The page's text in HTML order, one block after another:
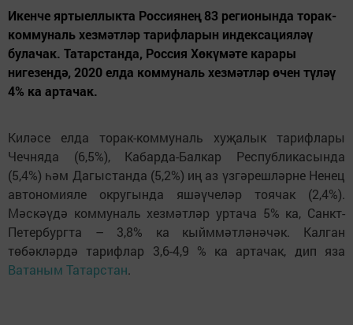
Икенче яртыеллыкта Россиянең 83 регионында торак-
коммуналь хезмәтләр тарифларын индексацияләү
булачак. Татарстанда, Россия Хөкүмәте карары
нигезендә, 2020 елда коммуналь хезмәтләр өчен түләү
4% ка артачак.
Киләсе елда торак-коммуналь хуҗалык тарифлары
Чечняда (6,5%), Кабарда-Балкар Республикасында
(5,4%) һәм Дагыстанда (5,2%) иң аз үзгәрешләрне Ненец
автономияле округында яшәүчеләр тоячак (2,4%).
Мәскәүдә коммуналь хезмәтләр уртача 5% ка, Санкт-
Петербургта – 3,8% ка кыйммәтләнәчәк. Калган
төбәкләрдә тарифлар 3,6-4,9 % ка артачак, дип яза
Ватаным Татарстан.